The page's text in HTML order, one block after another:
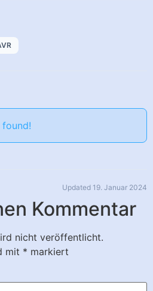
Updated 19. Januar 2024
Kommentar
nicht veröffentlicht.
mit * markiert